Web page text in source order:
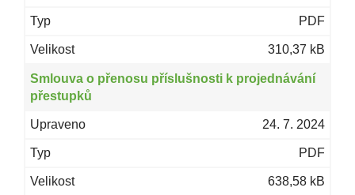
PDF
310,37 kB
Smlouva o přenosu příslušnosti k projednávání
přestupků
24. 7. 2024
PDF
638,58 kB